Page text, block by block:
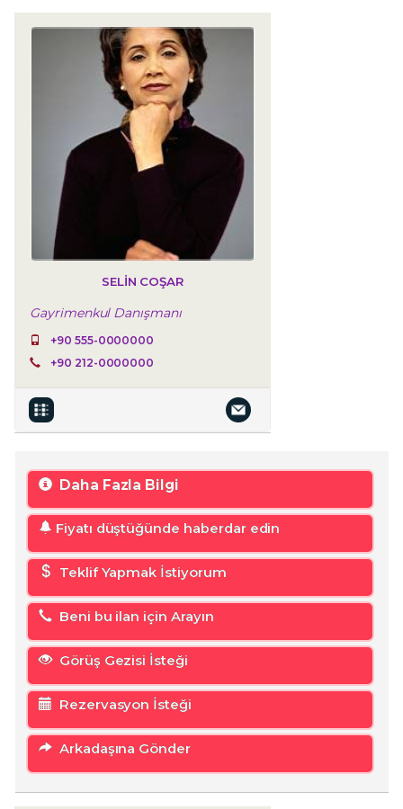
SELIN COŞAR
Gayrimenkul Danışmanı
+90 555-0000000
+90 212-0000000
Daha Fazla Bilgi
Fiyatı düştüğünde haberdar edin
Teklif Yapmak İstiyorum
Beni bu ilan için Arayın
Görüş Gezisi İsteği
Rezervasyon İsteği
Arkadaşına Gönder